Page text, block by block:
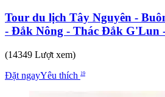
Tour du lịch Tây Nguyên -
- Đắk Nông - Thác Đắk G'Lun
(14349 Lượt xem)
Đặt ngayYêu thích 19